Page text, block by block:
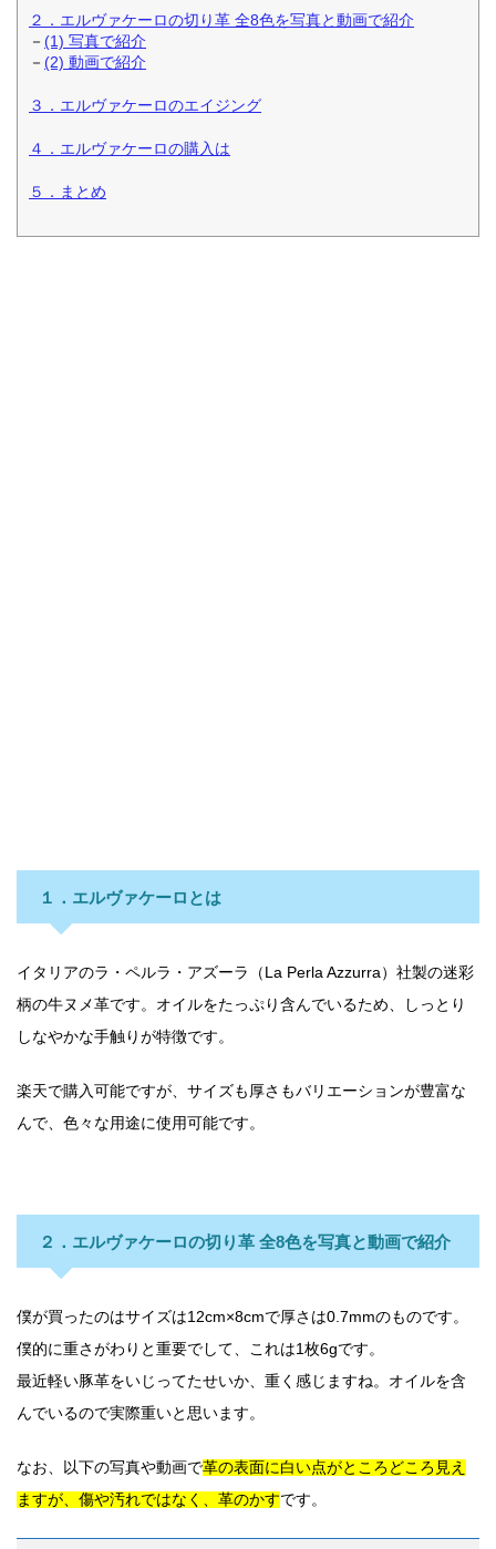
２．エルヴァケーロの切り革 全8色を写真と動画で紹介
－ (1) 写真で紹介
－ (2) 動画で紹介
３．エルヴァケーロのエイジング
４．エルヴァケーロの購入は
５．まとめ
１．エルヴァケーロとは
イタリアのラ・ペルラ・アズーラ（La Perla Azzurra）社製の迷彩
柄の牛ヌメ革です。オイルをたっぷり含んでいるため、しっとり
しなやかな手触りが特徴です。
楽天で購入可能ですが、サイズも厚さもバリエーションが豊富な
んで、色々な用途に使用可能です。
２．エルヴァケーロの切り革 全8色を写真と動画で紹介
僕が買ったのはサイズは12cm×8cmで厚さは0.7mmのものです。
僕的に重さがわりと重要でして、これは1枚6gです。
最近軽い豚革をいじってたせいか、重く感じますね。オイルを含
んでいるので実際重いと思います。
なお、以下の写真や動画で革の表面に白い点がところどころ見え
ますが、傷や汚れではなく、革のかすです。